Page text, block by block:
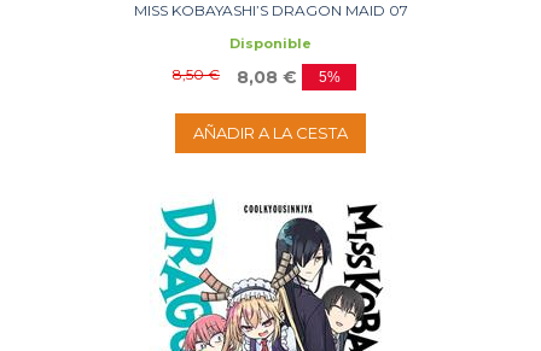
MISS KOBAYASHI’S DRAGON MAID 07
Disponible
8,50 € 8,08 € 5%
AÑADIR A LA CESTA